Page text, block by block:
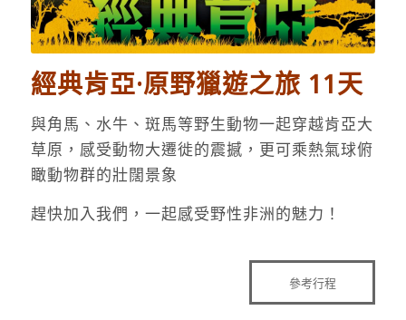
經典肯亞·原野獵遊之旅 11天
與角馬、水牛、斑馬等野生動物一起穿越肯亞大
草原，感受動物大遷徙的震撼，更可乘熱氣球俯
瞰動物群的壯闊景象
趕快加入我們，一起感受野性非洲的魅力！
參考行程